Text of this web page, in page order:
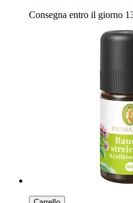
Consegna entro il giorno